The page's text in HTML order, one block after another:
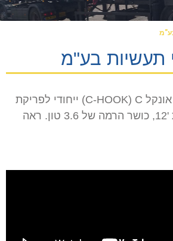
תעשיות בע"מ
תכנון, יצור ואספקת אונקל C-HOOK) C) ייחודי לפריקת
לוחות שיש ממכולות '12, כושר הרמה של 3.6 טון. ראה